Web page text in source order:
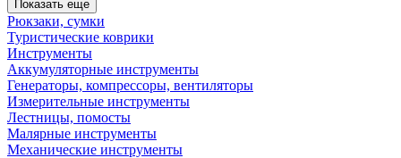
Показать еще
Рюкзаки, сумки
Туристические коврики
Инструменты
Аккумуляторные инструменты
Генераторы, компрессоры, вентиляторы
Измерительные инструменты
Лестницы, помосты
Малярные инструменты
Механические инструменты